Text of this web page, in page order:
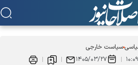
سیاست خارجی
۱۰:۰۹ ۱۴۰۵/۰۳/۲۷